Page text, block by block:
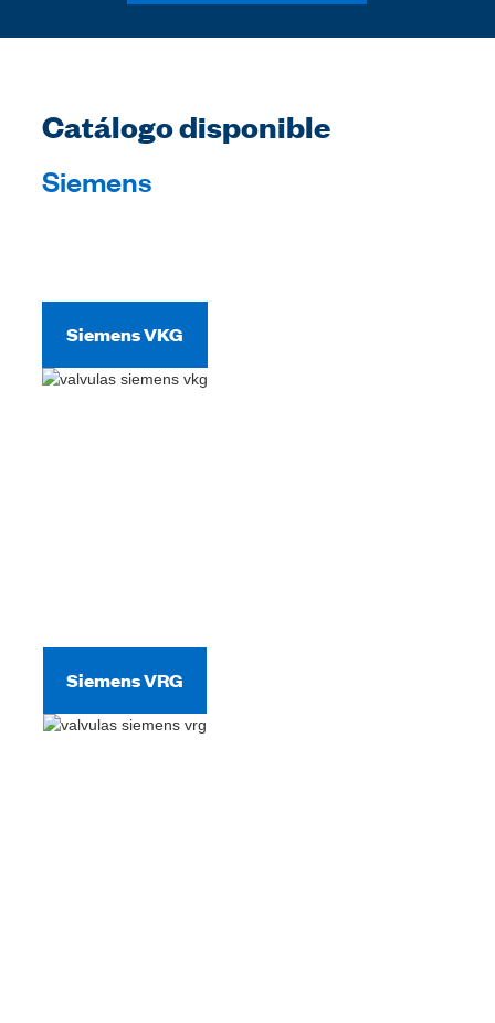
Catálogo disponible
Siemens
Siemens VKG
Siemens VRG